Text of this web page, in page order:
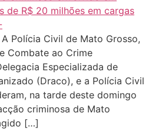
Polícia Civil de Mato Grosso,
Combate ao Crime
Especializada de
(Draco), e a Polícia Civil
na tarde deste domingo
criminosa de Mato
[…]